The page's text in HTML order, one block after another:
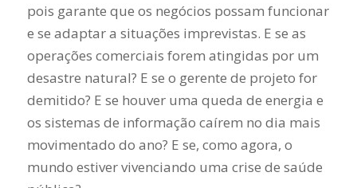
pois garante que os negócios possam funcionar
e se adaptar a situações imprevistas. E se as
operações comerciais forem atingidas por um
desastre natural? E se o gerente de projeto for
demitido? E se houver uma queda de energia e
os sistemas de informação caírem no dia mais
movimentado do ano? E se, como agora, o
mundo estiver vivenciando uma crise de saúde